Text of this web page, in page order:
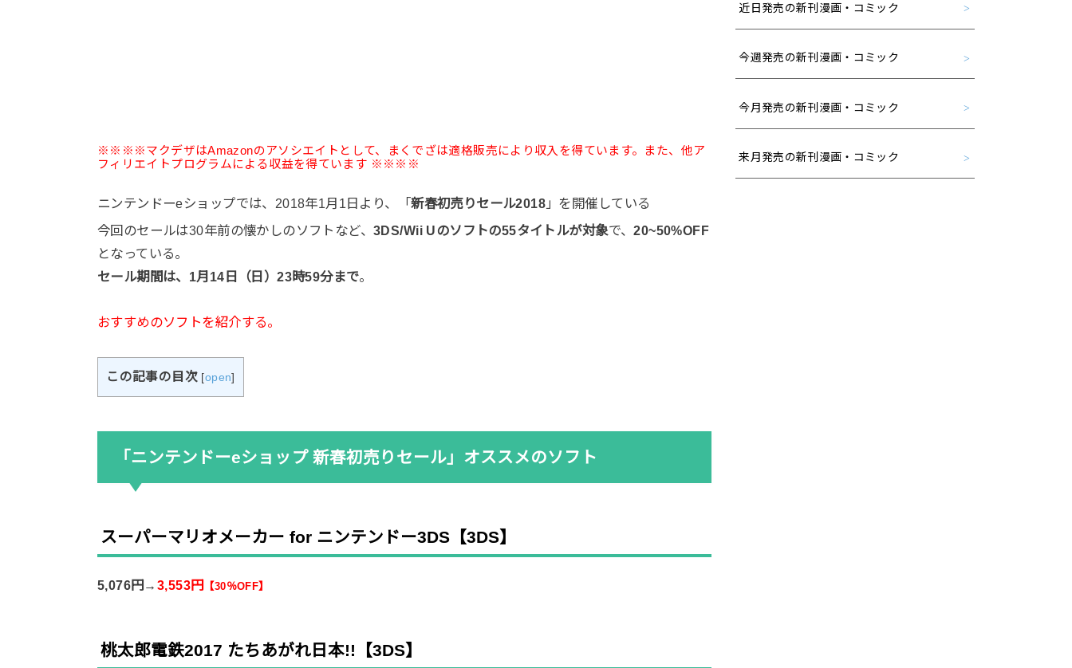
※※※※マクデザはAmazonのアソシエイトとして、まくでざは適格販売により収入を得ています。また、他ア
フィリエイトプログラムによる収益を得ています ※※※※
ニンテンドーeショップでは、2018年1月1日より、「新春初売りセール2018 」を開催している
今回のセールは30年前の懐かしのソフトなど、3DS/Wii Uのソフトの55タイトルが対象で、20~50%OFF
となっている。
セール期間は、1月14日（日）23時59分まで。
おすすめのソフトを紹介する。
この記事の目次 [open]
「ニンテンドーeショップ 新春初売りセール」オススメのソフト
スーパーマリオメーカー for ニンテンドー3DS【3DS】
5,076円→ 3,553円 【30％OFF】
桃太郎電鉄2017 たちあがれ日本!!【3DS】
近日発売の新刊漫画・コミック
今週発売の新刊漫画・コミック
今月発売の新刊漫画・コミック
来月発売の新刊漫画・コミック